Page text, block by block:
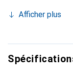
et indispensable
marque Noreve
exigeante.
Afficher plus